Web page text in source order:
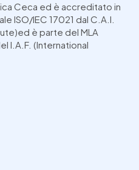
Ceca ed è accreditato in
ISO/IEC 17021 dal C.A.I.
è parte del MLA
I.A.F. (International